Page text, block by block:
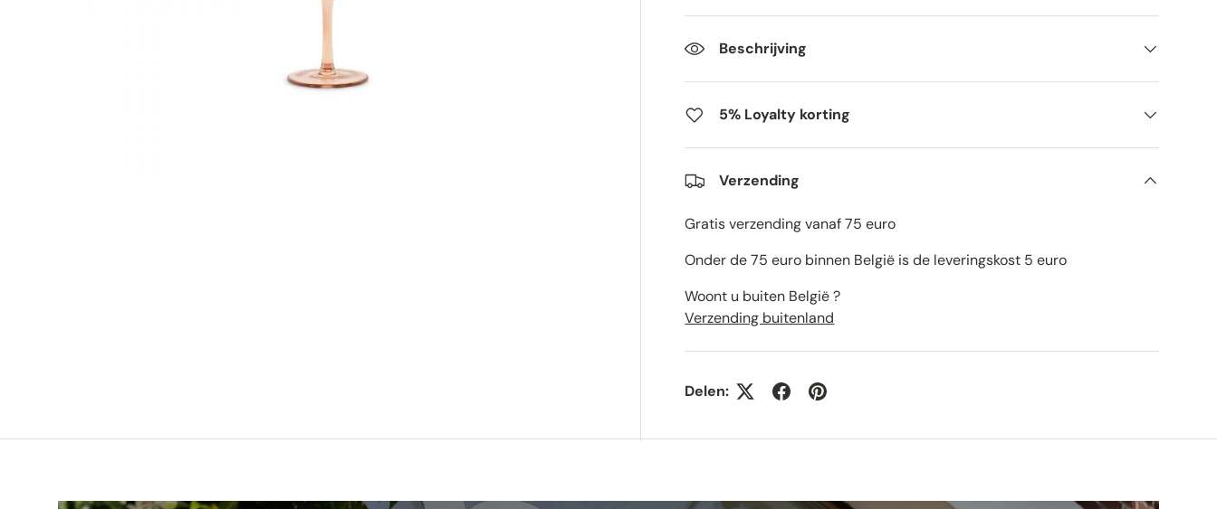
Beschrijving
5% Loyalty korting
Verzending
Gratis verzending vanaf 75 euro
Onder de 75 euro binnen België is de leveringskost 5 euro
Woont u buiten België ?
Verzending buitenland
Delen: